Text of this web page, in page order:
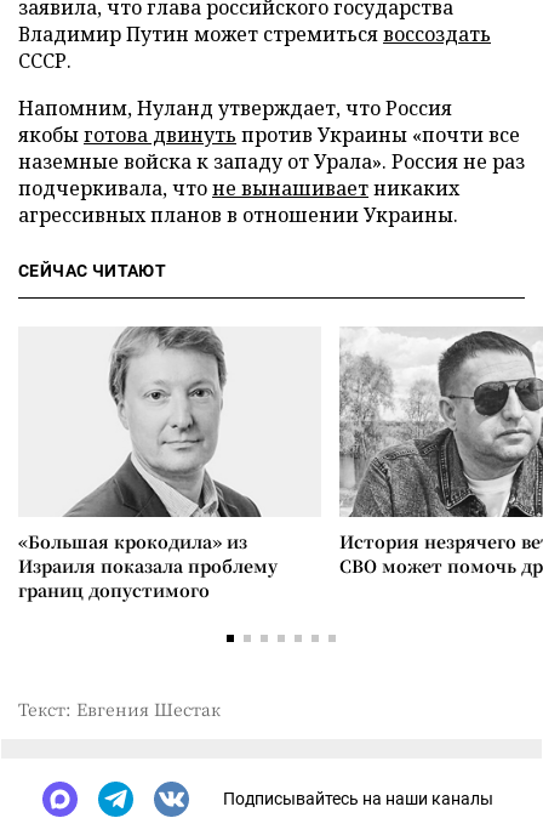
заявила, что глава российского государства
Владимир Путин может стремитьсявоссоздать
СССР.
Напомним, Нуланд утверждает, что Россия
якобыготова двинуть против Украины «почти все
наземные войска к западу от Урала». Россия не раз
подчеркивала, чтоне вынашиваетникаких
агрессивных планов в отношении Украины.
СЕЙЧАС ЧИТАЮТ
«Большая крокодила» из
Израиля показала проблему
границ допустимого
История незрячего
СВО может помочь
Текст: Евгения Шестак
Подписывайтесь на наши каналы